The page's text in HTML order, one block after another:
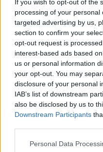
If you wish to opt-out of the
processing of your
targeted advertising by us,
section to confirm your
opt-out request is
interest-based ads based
us or personal information
your opt-out. You may
disclosure of your personal
IAB’s list of downstream
also be disclosed by us to
Downstream Participants
Personal Data
Így a Bank saját
állománya 17,481,219
csoporttagoknál lévő
január 29-i állapot szerint
KEDVES
A keresett cikk a
tartozik, melynek
regisztrációhoz kötött.
Az előfizetés a